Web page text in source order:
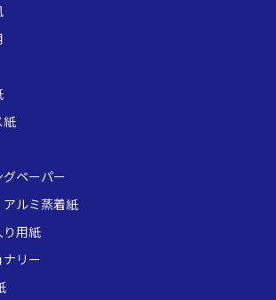
紙
グペーパー
ルミ蒸着紙
り用紙
ナリー